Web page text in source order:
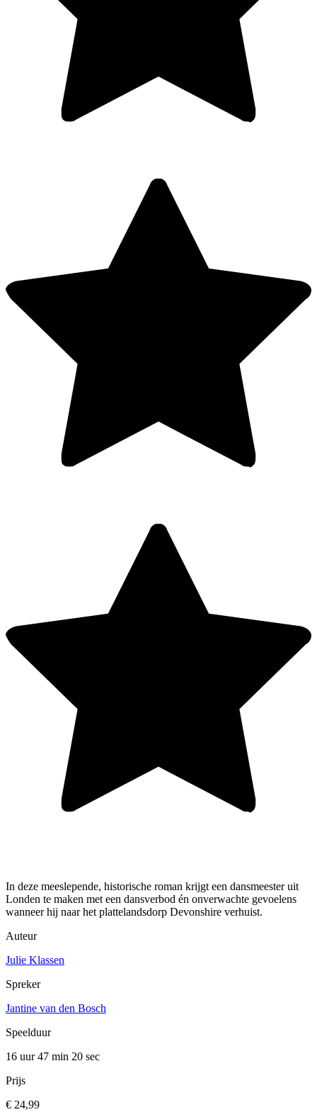
In deze meeslepende, historische roman krijgt een dansmeester uit
Londen te maken met een dansverbod én onverwachte gevoelens
wanneer hij naar het plattelandsdorp Devonshire verhuist.
Auteur
Julie Klassen
Spreker
Jantine van den Bosch
Speelduur
16 uur 47 min 20 sec
Prijs
€ 24,99